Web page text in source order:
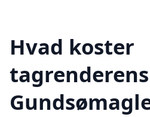
Hvad koster